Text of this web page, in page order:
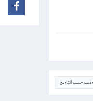
حسب التاريخ